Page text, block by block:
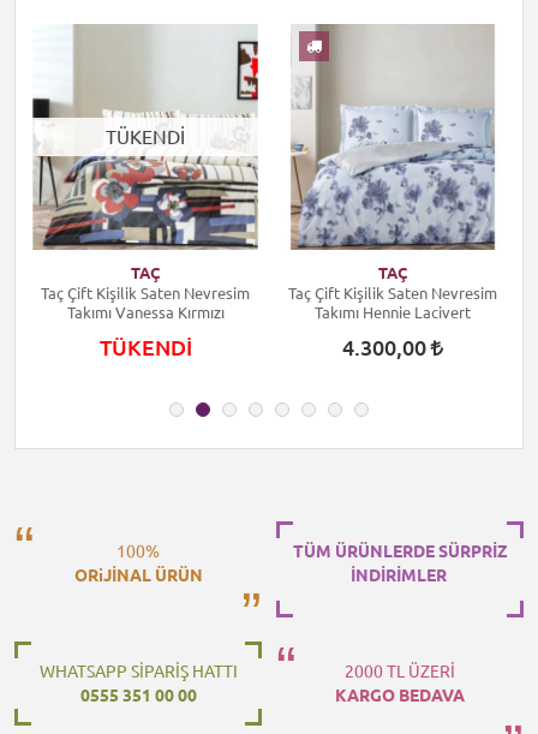
TÜKENDİ
TAÇ
Taç Çift Kişilik Saten Nevresim
Takımı Vanessa Kırmızı
TÜKENDİ
TAÇ
Taç Çift Kişilik Saten Nevresim
Takımı Hennie Lacivert
4.300,00
100%
ORiJİNAL ÜRÜN
TÜM ÜRÜNLERDE SÜRPRİZ
İNDİRİMLER
WHATSAPP SİPARİŞ HATTI
0555 351 00 00
2000 TL ÜZERİ
KARGO BEDAVA